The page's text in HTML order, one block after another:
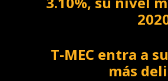
T-MEC entra a
más